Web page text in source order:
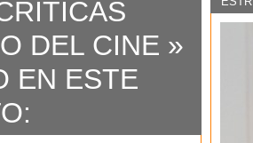
DEL CINE »
EN ESTE